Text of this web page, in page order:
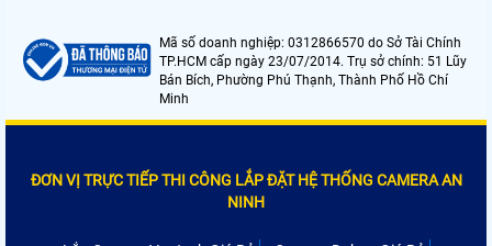
Mã số doanh nghiệp: 0312866570 do Sở Tài Chính
TP.HCM cấp ngày 23/07/2014. Trụ sở chính: 51 Lũy
Bán Bích, Phường Phú Thạnh, Thành Phố Hồ Chí
Minh
ĐƠN VỊ TRỰC TIẾP THI CÔNG LẮP ĐẶT HỆ THỐNG CAMERA AN
NINH